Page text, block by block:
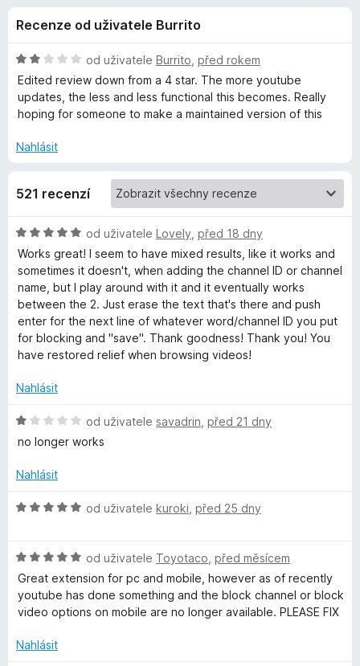
e
F
i
r
e
d
o
p
l
ň
k
u
B
l
o
c
k
T
u
b
e
,
z
5
Recenze od uživatele Burrito
H
o
d
n
c
í
2
5
od uživatele Burrito před rokem
Edited review down from a 4 star. The more youtube
updates, the less and less functional this becomes. Really
hoping for someone to make a maintained version of this
Nahlásit
521 recenzí
H
o
d
n
o
c
e
n
:
z
od uživatele Lovely před 18 dny
Works great! I seem to have mixed results, like it works and
sometimes it doesn't, when adding the channel ID or channel
name, but I play around with it and it eventually works
between the 2. Just erase the text that's there and push
enter for the next line of whatever word/channel ID you put
for blocking and "save". Thank goodness! Thank you! You
have restored relief when browsing videos!
Nahlásit
H
o
n
c
í
z
od uživatele savadrin před 21 dny
no longer works
Nahlásit
H
n
o
c
e
í
od uživatele kuroki před 25 dny
H
o
d
n
c
od uživatele Toyotaco před měsícem
Great extension for pc and mobile, however as of recently
youtube has done something and the block channel or block
video options on mobile are no longer available. PLEASE FIX
Nahlásit